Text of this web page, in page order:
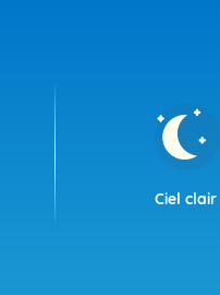
Ciel clair